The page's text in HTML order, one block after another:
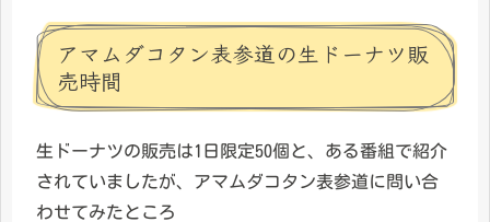
アマムダコタン表参道の生ドーナツ販
売時間
生ドーナツの販売は1日限定50個と、ある番組で紹介
されていましたが、アマムダコタン表参道に問い合
わせてみたところ